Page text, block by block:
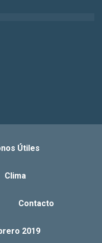
Útiles
Clima
Contacto
2019